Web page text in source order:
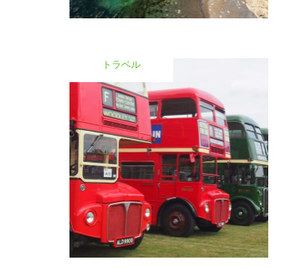
トラベル